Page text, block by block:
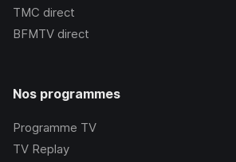
TMC direct
BFMTV direct
Nos programmes
Programme TV
TV Replay